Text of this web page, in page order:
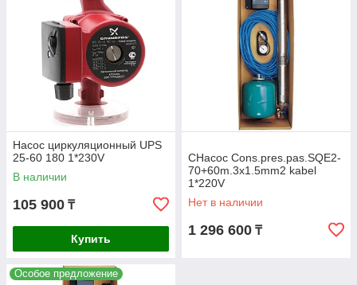
Насос циркуляционный UPS
25-60 180 1*230V
В наличии
105 900 ₸
Купить
CНасос Cons.pres.pas.SQE2-
70+60m.3x1.5mm2 kabel
1*220V
Нет в наличии
1 296 600 ₸
Особое предложение